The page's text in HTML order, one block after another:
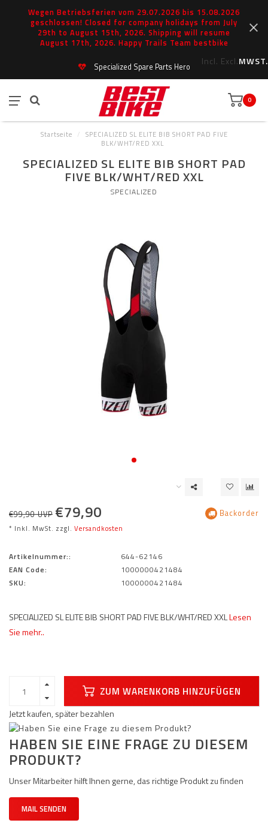
Wegen Betriebsferien vom 29.07.2026 bis 15.08.2026
geschlossen! Closed for company holidays from July
29th to August 15th, 2026. Shipping will resume
August 17th, 2026. Happy Trails Team bestbike
Incl. Excl.MWST.
Specialized Spare Parts Hero
0
Startseite /
SPECIALIZED SL ELITE BIB SHORT PAD FIVE
BLK/WHT/RED XXL
SPECIALIZED SL ELITE BIB SHORT PAD
FIVE BLK/WHT/RED XXL
SPECIALIZED
€99,90 UVP €79,90
* Inkl. MwSt. zzgl. Versandkosten
Backorder
Artikelnummer::
644-62146
EAN Code:
1000000421484
SKU:
1000000421484
SPECIALIZED SL ELITE BIB SHORT PAD FIVE BLK/WHT/RED XXLLesen
Sie mehr..
ZUM WARENKORB HINZUFÜGEN
Jetzt kaufen, später bezahlen
HABEN SIE EINE FRAGE ZU DIESEM
PRODUKT?
Unser Mitarbeiter hilft Ihnen gerne, das richtige Produkt zu finden
MAIL SENDEN